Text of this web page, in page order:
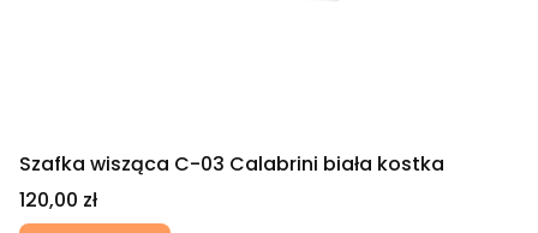
Szafka wisząca C-03 Calabrini biała kostka
Cena
120,00 zł